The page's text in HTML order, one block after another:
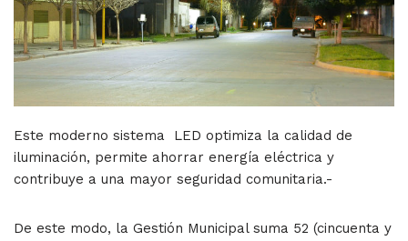
Este moderno sistema LED optimiza la calidad de
iluminación, permite ahorrar energía eléctrica y
contribuye a una mayor seguridad comunitaria.-
De este modo, la Gestión Municipal suma 52 (cincuenta y